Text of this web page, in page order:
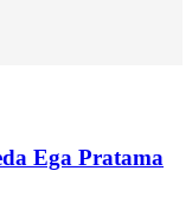
Ega Pratama